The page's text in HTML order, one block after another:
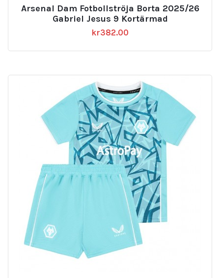
Arsenal Dam Fotbollströja Borta 2025/26
Gabriel Jesus 9 Kortärmad
kr382.00